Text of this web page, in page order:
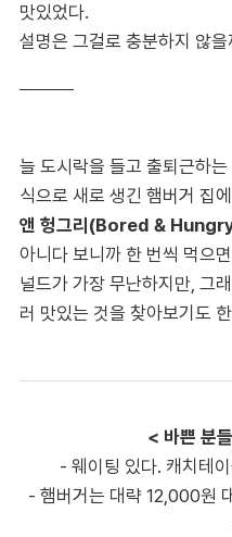
맛있었다.
설명은 그걸로 충분하지 않을
늘 도시락을 들고 출퇴근하
식으로 새로 생긴 햄버거 집
앤 헝그리(Bored &
아니다 보니까 한 번씩 먹으
널드가 가장 무난하지만, 그
러 맛있는 것을 찾아보기도
< 바쁜 분
- 웨이팅 있다. 캐치테
- 햄버거는 대략 12,000원